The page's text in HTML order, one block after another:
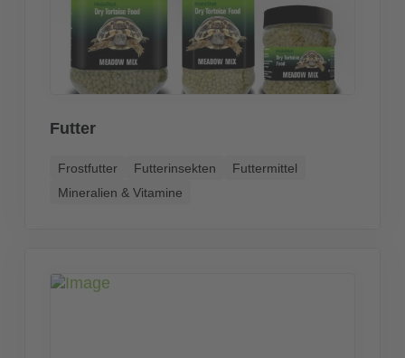
Futter
Frostfutter Futterinsekten
Futtermittel
Mineralien & Vitamine